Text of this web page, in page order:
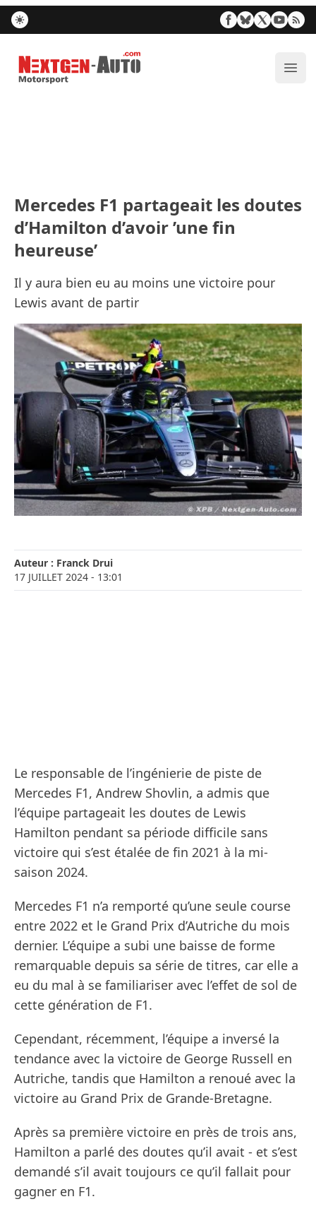
Nextgen-Auto.com
Mercedes F1 partageait les doutes
d’Hamilton d’avoir ’une fin
heureuse’
Il y aura bien eu au moins une victoire pour
Lewis avant de partir
Auteur : Franck Drui
17 JUILLET 2024 - 13:01
Le responsable de l’ingénierie de piste de
Mercedes F1, Andrew Shovlin, a admis que
l’équipe partageait les doutes de Lewis
Hamilton pendant sa période difficile sans
victoire qui s’est étalée de fin 2021 à la mi-
saison 2024.
Mercedes F1 n’a remporté qu’une seule course
entre 2022 et le Grand Prix d’Autriche du mois
dernier. L’équipe a subi une baisse de forme
remarquable depuis sa série de titres, car elle a
eu du mal à se familiariser avec l’effet de sol de
cette génération de F1.
Cependant, récemment, l’équipe a inversé la
tendance avec la victoire de George Russell en
Autriche, tandis que Hamilton a renoué avec la
victoire au Grand Prix de Grande-Bretagne.
Après sa première victoire en près de trois ans,
Hamilton a parlé des doutes qu’il avait - et s’est
demandé s’il avait toujours ce qu’il fallait pour
gagner en F1.